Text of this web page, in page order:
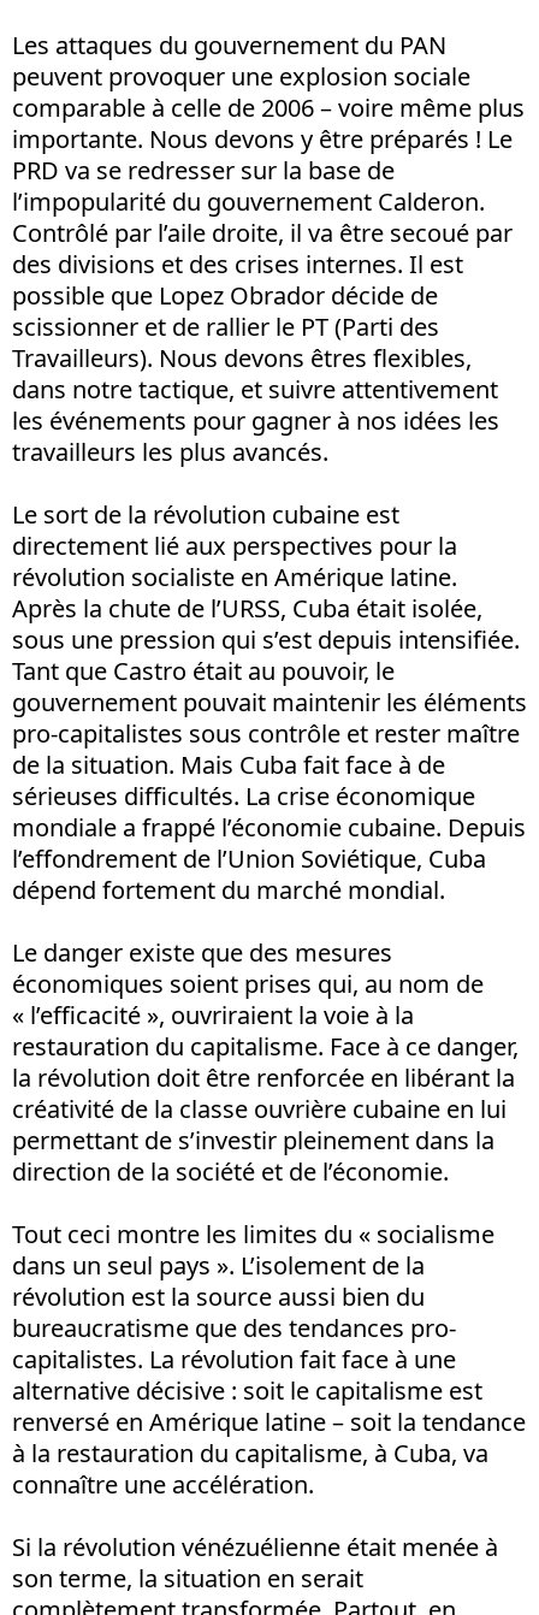
Les attaques du gouvernement du PAN
peuvent provoquer une explosion sociale
comparable à celle de 2006 – voire même plus
importante. Nous devons y être préparés ! Le
PRD va se redresser sur la base de
l’impopularité du gouvernement Calderon.
Contrôlé par l’aile droite, il va être secoué par
des divisions et des crises internes. Il est
possible que Lopez Obrador décide de
scissionner et de rallier le PT (Parti des
Travailleurs). Nous devons êtres flexibles,
dans notre tactique, et suivre attentivement
les événements pour gagner à nos idées les
travailleurs les plus avancés.
Le sort de la révolution cubaine est
directement lié aux perspectives pour la
révolution socialiste en Amérique latine.
Après la chute de l’URSS, Cuba était isolée,
sous une pression qui s’est depuis intensifiée.
Tant que Castro était au pouvoir, le
gouvernement pouvait maintenir les éléments
pro-capitalistes sous contrôle et rester maître
de la situation. Mais Cuba fait face à de
sérieuses difficultés. La crise économique
mondiale a frappé l’économie cubaine. Depuis
l’effondrement de l’Union Soviétique, Cuba
dépend fortement du marché mondial.
Le danger existe que des mesures
économiques soient prises qui, au nom de
« l’efficacité », ouvriraient la voie à la
restauration du capitalisme. Face à ce danger,
la révolution doit être renforcée en libérant la
créativité de la classe ouvrière cubaine en lui
permettant de s’investir pleinement dans la
direction de la société et de l’économie.
Tout ceci montre les limites du « socialisme
dans un seul pays ». L’isolement de la
révolution est la source aussi bien du
bureaucratisme que des tendances pro-
capitalistes. La révolution fait face à une
alternative décisive : soit le capitalisme est
renversé en Amérique latine – soit la tendance
à la restauration du capitalisme, à Cuba, va
connaître une accélération.
Si la révolution vénézuélienne était menée à
son terme, la situation en serait